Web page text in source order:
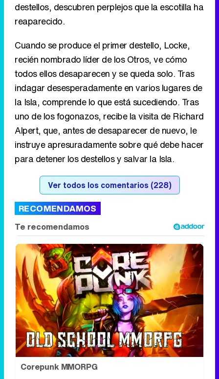
destellos, descubren perplejos que la escotilla ha
reaparecido.
Cuando se produce el primer destello, Locke,
recién nombrado líder de los Otros, ve cómo
todos ellos desaparecen y se queda solo. Tras
indagar desesperadamente en varios lugares de
la Isla, comprende lo que está sucediendo. Tras
uno de los fogonazos, recibe la visita de Richard
Alpert, que, antes de desaparecer de nuevo, le
instruye apresuradamente sobre qué debe hacer
para detener los destellos y salvar la Isla.
Ver todos los comentarios (228)
RECOMENDAMOS
Corepunk MMORPG